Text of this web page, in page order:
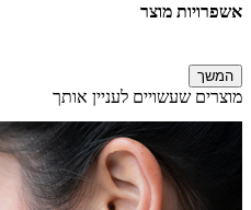
אשפרויות מוצר
המשך
מוצרים שעשויים לעניין אותך